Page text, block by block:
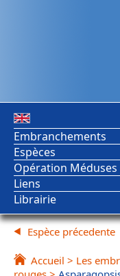
Embranchements
Espèces
Opération Méduses
Liens
Librairie
Espèce précedente
Accueil > Les